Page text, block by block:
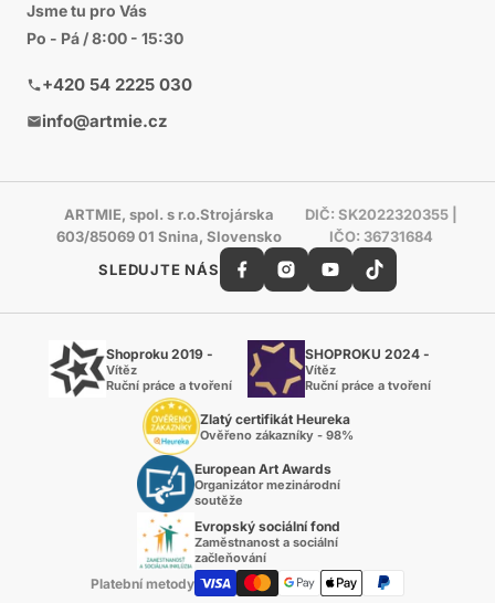
Jsme tu pro Vás
Po - Pá / 8:00 - 15:30
+420 54 2225 030
info@artmie.cz
ARTMIE, spol. s r.o.Strojárska
603/85069 01 Snina, Slovensko
DIČ: SK2022320355 |
IČO: 36731684
SLEDUJTE NÁS
Shoproku 2019 -
Vítěz
Ruční práce a tvoření
SHOPROKU 2024 -
Vítěz
Ruční práce a tvoření
Zlatý certifikát Heureka
Ověřeno zákazníky - 98%
European Art Awards
Organizátor mezinárodní
soutěže
Evropský sociální fond
Zaměstnanost a sociální
začleňování
Platební metody